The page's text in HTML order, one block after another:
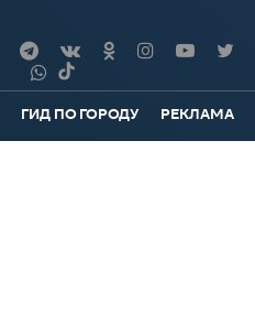
ГИД ПО ГОРОДУ РЕКЛАМА